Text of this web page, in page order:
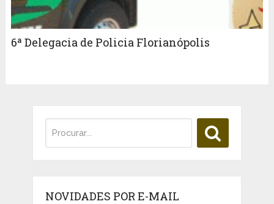
6ª Delegacia de Policia Florianópolis
NOVIDADES POR E-MAIL